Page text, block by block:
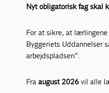
Nyt obligatorisk fag skal
For at sikre, at lærlingene
Byggeriets Uddannelser
arbejdspladsen”.
Fraaugust 2026 vil alle